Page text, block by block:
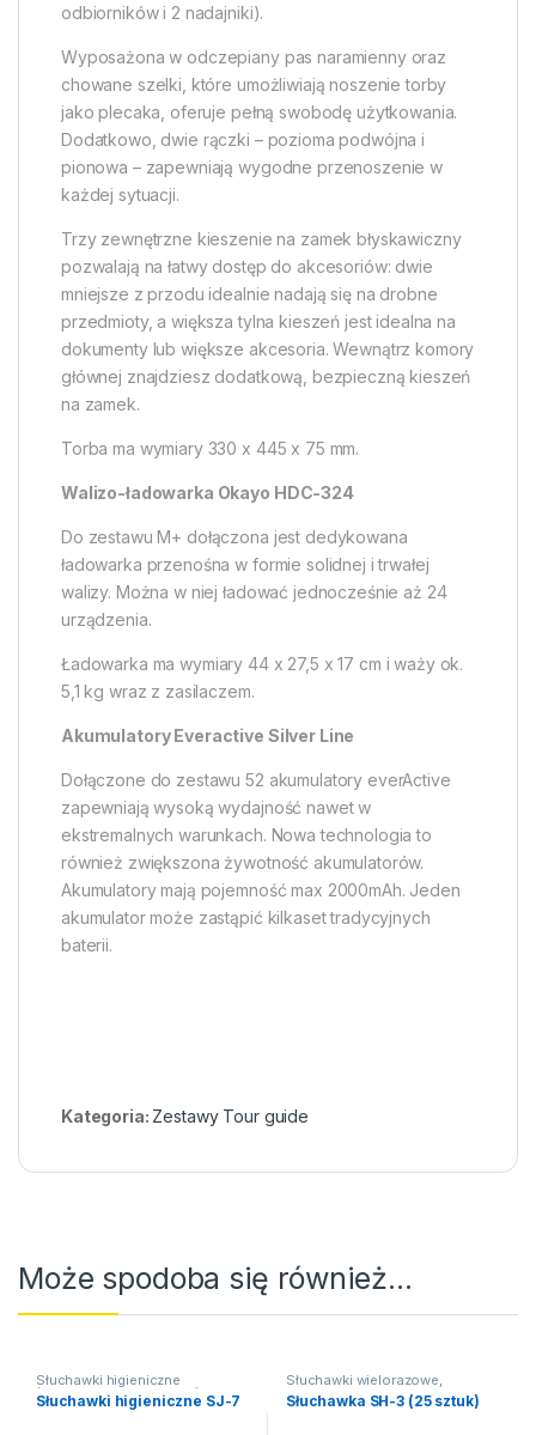
odbiorników i 2 nadajniki).
Wyposażona w odczepiany pas naramienny oraz
chowane szelki, które umożliwiają noszenie torby
jako plecaka, oferuje pełną swobodę użytkowania.
Dodatkowo, dwie rączki – pozioma podwójna i
pionowa – zapewniają wygodne przenoszenie w
każdej sytuacji.
Trzy zewnętrzne kieszenie na zamek błyskawiczny
pozwalają na łatwy dostęp do akcesoriów: dwie
mniejsze z przodu idealnie nadają się na drobne
przedmioty, a większa tylna kieszeń jest idealna na
dokumenty lub większe akcesoria. Wewnątrz komory
głównej znajdziesz dodatkową, bezpieczną kieszeń
na zamek.
Torba ma wymiary 330 x 445 x 75 mm.
Walizo-ładowarka Okayo HDC-324
Do zestawu M+ dołączona jest dedykowana
ładowarka przenośna w formie solidnej i trwałej
walizy. Można w niej ładować jednocześnie aż 24
urządzenia.
Ładowarka ma wymiary 44 x 27,5 x 17 cm i waży ok.
5,1 kg wraz z zasilaczem.
Akumulatory Everactive Silver Line
Dołączone do zestawu 52 akumulatory everActive
zapewniają wysoką wydajność nawet w
ekstremalnych warunkach. Nowa technologia to
również zwiększona żywotność akumulatorów.
Akumulatory mają pojemność max 2000mAh. Jeden
akumulator może zastąpić kilkaset tradycyjnych
baterii.
Kategoria: Zestawy Tour guide
Może spodoba się również…
Słuchawki higieniczne
(słuchawki jednorazowe)
Słuchawki
Słuchawki higieniczne SJ-7
Słuchawki wielorazowe
Słuchawki
Słuchawka SH-3 (25 sztuk)